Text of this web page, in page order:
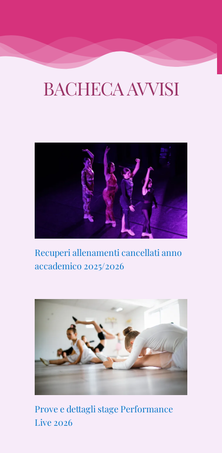
BACHECA AVVISI
Recuperi allenamenti cancellati anno
accademico 2025/2026
Prove e dettagli stage Performance
Live 2026